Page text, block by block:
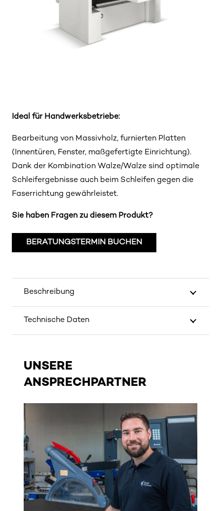
Ideal für Handwerksbetriebe:
Bearbeitung von Massivholz, furnierten Platten
(Innentüren, Fenster, maßgefertigte Einrichtung).
Dank der Kombination Walze/Walze sind optimale
Schleifergebnisse auch beim Schleifen gegen die
Faserrichtung gewährleistet.
Sie haben Fragen zu diesem Produkt?
BERATUNGSTERMIN BUCHEN
Beschreibung
Technische Daten
UNSERE
ANSPRECHPARTNER